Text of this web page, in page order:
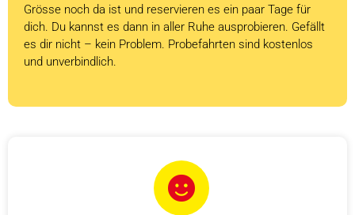
Grösse noch da ist und reservieren es ein paar Tage für
dich. Du kannst es dann in aller Ruhe ausprobieren. Gefällt
es dir nicht – kein Problem. Probefahrten sind kostenlos
und unverbindlich.